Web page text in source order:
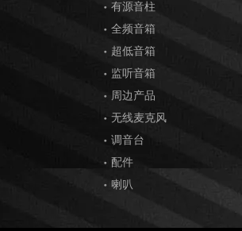
有源音柱
全频音箱
超低音箱
监听音箱
周边产品
无线麦克风
调音台
配件
喇叭